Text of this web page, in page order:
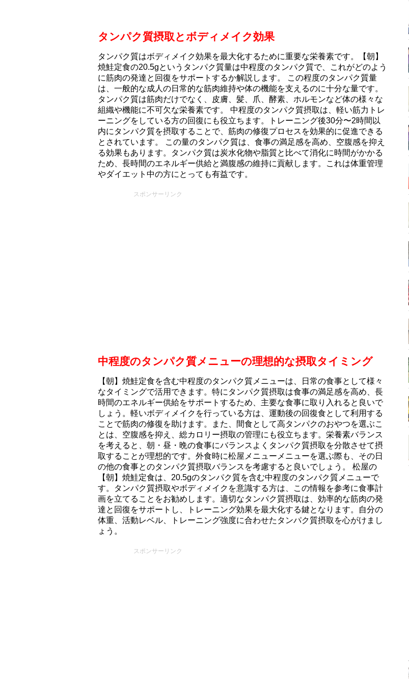
タンパク質摂取とボディメイク効果
タンパク質はボディメイク効果を最大化するために重要な栄養素です。【朝】
焼鮭定食の20.5gというタンパク質量は中程度のタンパク質で、これがどのよう
に筋肉の発達と回復をサポートするか解説します。 この程度のタンパク質量
は、一般的な成人の日常的な筋肉維持や体の機能を支えるのに十分な量です。
タンパク質は筋肉だけでなく、皮膚、髪、爪、酵素、ホルモンなど体の様々な
組織や機能に不可欠な栄養素です。 中程度のタンパク質摂取は、軽い筋力トレ
ーニングをしている方の回復にも役立ちます。トレーニング後30分〜2時間以
内にタンパク質を摂取することで、筋肉の修復プロセスを効果的に促進できる
とされています。 この量のタンパク質は、食事の満足感を高め、空腹感を抑え
る効果もあります。タンパク質は炭水化物や脂質と比べて消化に時間がかかる
ため、長時間のエネルギー供給と満腹感の維持に貢献します。これは体重管理
やダイエット中の方にとっても有益です。
スポンサーリンク
中程度のタンパク質メニューの理想的な摂取タイミング
【朝】焼鮭定食を含む中程度のタンパク質メニューは、日常の食事として様々
なタイミングで活用できます。特にタンパク質摂取は食事の満足感を高め、長
時間のエネルギー供給をサポートするため、主要な食事に取り入れると良いで
しょう。軽いボディメイクを行っている方は、運動後の回復食として利用する
ことで筋肉の修復を助けます。また、間食として高タンパクのおやつを選ぶこ
とは、空腹感を抑え、総カロリー摂取の管理にも役立ちます。栄養素バランス
を考えると、朝・昼・晩の食事にバランスよくタンパク質摂取を分散させて摂
取することが理想的です。外食時に松屋メニューメニューを選ぶ際も、その日
の他の食事とのタンパク質摂取バランスを考慮すると良いでしょう。 松屋の
【朝】焼鮭定食は、20.5gのタンパク質を含む中程度のタンパク質メニューで
す。タンパク質摂取やボディメイクを意識する方は、この情報を参考に食事計
画を立てることをお勧めします。適切なタンパク質摂取は、効率的な筋肉の発
達と回復をサポートし、トレーニング効果を最大化する鍵となります。自分の
体重、活動レベル、トレーニング強度に合わせたタンパク質摂取を心がけまし
ょう。
スポンサーリンク